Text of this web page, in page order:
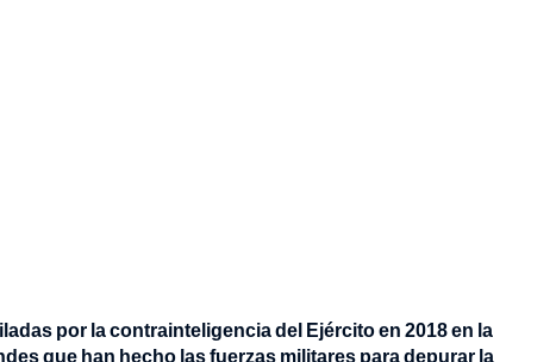
por la contrainteligencia del Ejército en 2018 en la
que han hecho las fuerzas militares para depurar la